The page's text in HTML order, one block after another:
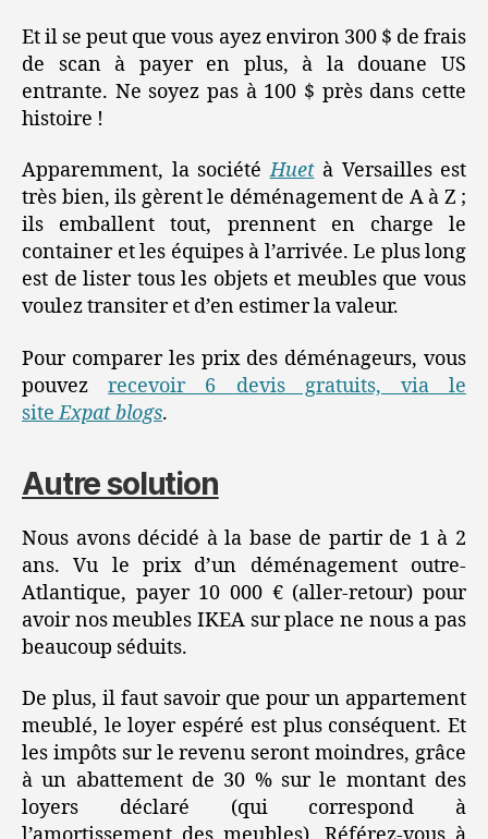
Et il se peut que vous ayez environ 300 $ de frais
de scan à payer en plus, à la douane US
entrante. Ne soyez pas à 100 $ près dans cette
histoire !
Apparemment, la sociétéHuetà Versailles est
très bien, ils gèrent le déménagement de A à Z ;
ils emballent tout, prennent en charge le
container et les équipes à l’arrivée. Le plus long
est de lister tous les objets et meubles que vous
voulez transiter et d’en estimer la valeur.
Pour comparer les prix des déménageurs, vous
pouvezrecevoir 6 devis gratuits, via le
siteExpat blogs.
Autre solution
Nous avons décidé à la base de partir de 1 à 2
ans. Vu le prix d’un déménagement outre-
Atlantique, payer 10 000 € (aller-retour) pour
avoir nos meubles IKEA sur place ne nous a pas
beaucoup séduits.
De plus, il faut savoir que pour un appartement
meublé, le loyer espéré est plus conséquent. Et
les impôts sur le revenu seront moindres, grâce
à un abattement de 30 % sur le montant des
loyers déclaré (qui correspond à